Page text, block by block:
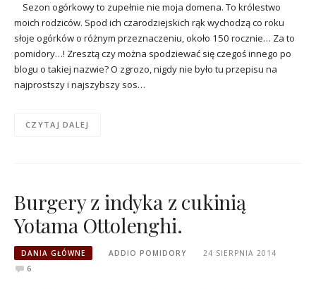
Sezon ogórkowy to zupełnie nie moja domena. To królestwo
moich rodziców. Spod ich czarodziejskich rąk wychodzą co roku
słoje ogórków o różnym przeznaczeniu, około 150 rocznie… Za to
pomidory…! Zresztą czy można spodziewać się czegoś innego po
blogu o takiej nazwie? O zgrozo, nigdy nie było tu przepisu na
najprostszy i najszybszy sos…
CZYTAJ DALEJ
Burgery z indyka z cukinią
Yotama Ottolenghi.
DANIA GŁÓWNE ADDIO POMIDORY
24 SIERPNIA 2014
6